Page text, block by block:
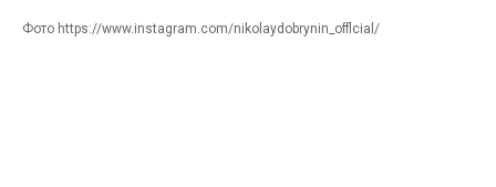
Фото https://www.instagram.com/nikolaydobrynin_offlcial/